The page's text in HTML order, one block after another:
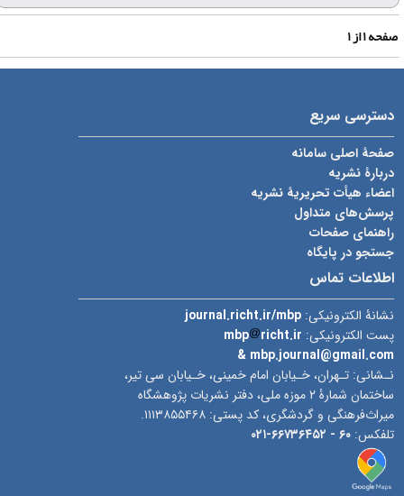
۱از۱
دسترسی سریع
صفحۀ اصلی سامانه
دربارۀ نشریه
اعضاء هیأت تحریریۀ نشریه
پرسش‌های متداول
راهنمای صفحات
جستجو در پایگاه
اطلاعات تماس
نشانۀ الکترونیکی:journal.richt.ir/mbp
پست الکترونیکی:
mbp
richt.ir
& mbp.journal@gmail.com
نـشانی: تـهران، خـیابان امام خمینی، خـیابان سی تیر،
ساختمان شمارۀ ۲ موزه ملی، دفتر نشریات پژوهشگاه
میراث‌فرهنگی و گردشگری، کد پستی: ۱۱۱۳۸۵۵۴۶۸.
تلفکس:۶۰ - ۶۶۷۳۶۴۵۲-۰۲۱